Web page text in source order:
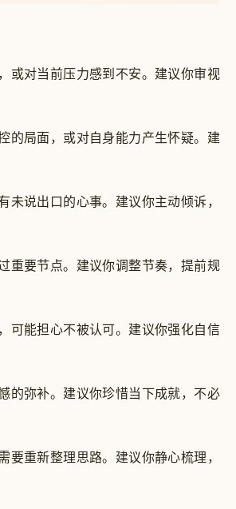
或对当前压力感到不安。建议你审视
的局面，或对自身能力产生怀疑。建
说出口的心事。建议你主动倾诉，
重要节点。建议你调整节奏，提前规
可能担心不被认可。建议你强化自信
的弥补。建议你珍惜当下成就，不必
重新整理思路。建议你静心梳理，